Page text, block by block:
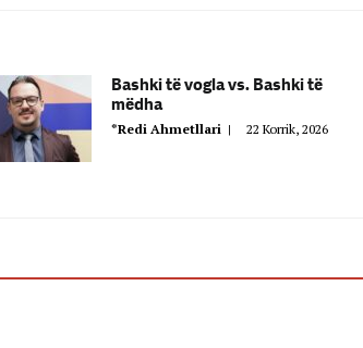
Bashki të vogla vs. Bashki të
mëdha
*Redi Ahmetllari | 22 Korrik, 2026